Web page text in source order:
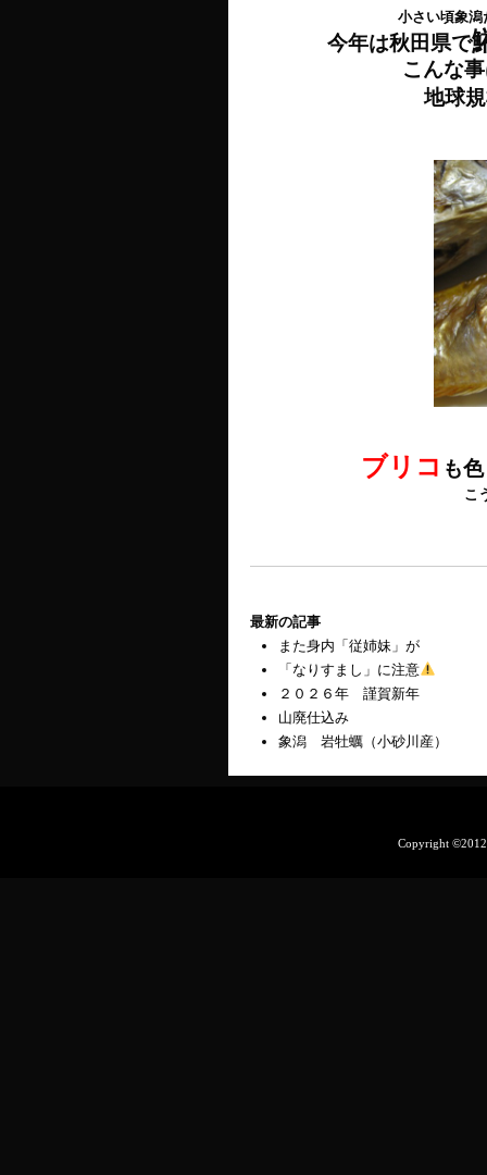
小さい頃象潟
今年は秋田県で
こんな
地球
ブリコ も
こ
最新の記事
また身内「従姉妹」が
「なりすまし」に注意
２０２６年 謹賀新年
山廃仕込み
象潟 岩牡蠣（小砂川産）
Copyright